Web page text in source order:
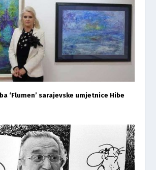
‘Flumen’ sarajevske umjetnice Hibe